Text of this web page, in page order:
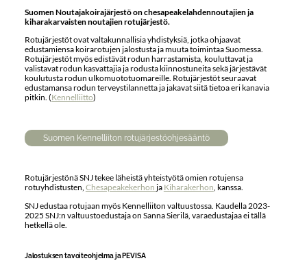
Suomen Noutajakoirajärjestö on chesapeakelahdennoutajien ja
kiharakarvaisten noutajien rotujärjestö.
Rotujärjestöt ovat valtakunnallisia yhdistyksiä, jotka ohjaavat
edustamiensa koirarotujen jalostusta ja muuta toimintaa Suomessa.
Rotujärjestöt myös edistävät rodun harrastamista, kouluttavat ja
valistavat rodun kasvattajia ja rodusta kiinnostuneita sekä järjestävät
koulutusta rodun ulkomuototuomareille. Rotujärjestöt seuraavat
edustamansa rodun terveystilannetta ja jakavat siitä tietoa eri kanavia
pitkin. (Kennelliitto)
Suomen Kennelliiton rotujärjestöohjesääntö
Rotujärjestönä SNJ tekee läheistä yhteistyötä omien rotujensa
rotuyhdistusten, Chesapeakekerhon ja Kiharakerhon, kanssa.
SNJ edustaa rotujaan myös Kennelliiton valtuustossa. Kaudella 2023-
2025 SNJ:n valtuustoedustaja on Sanna Sierilä, varaedustajaa ei tällä
hetkellä ole.
Jalostuksen tavoiteohjelma ja PEVISA